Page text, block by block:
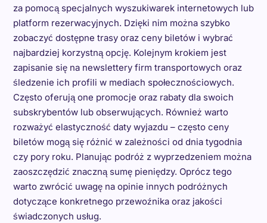
za pomocą specjalnych wyszukiwarek internetowych lub
platform rezerwacyjnych. Dzięki nim można szybko
zobaczyć dostępne trasy oraz ceny biletów i wybrać
najbardziej korzystną opcję. Kolejnym krokiem jest
zapisanie się na newslettery firm transportowych oraz
śledzenie ich profili w mediach społecznościowych.
Często oferują one promocje oraz rabaty dla swoich
subskrybentów lub obserwujących. Również warto
rozważyć elastyczność daty wyjazdu – często ceny
biletów mogą się różnić w zależności od dnia tygodnia
czy pory roku. Planując podróż z wyprzedzeniem można
zaoszczędzić znaczną sumę pieniędzy. Oprócz tego
warto zwrócić uwagę na opinie innych podróżnych
dotyczące konkretnego przewoźnika oraz jakości
świadczonych usług.